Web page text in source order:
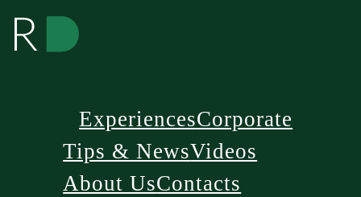
ExperiencesCorporate
Tips & NewsVideos
About UsContacts